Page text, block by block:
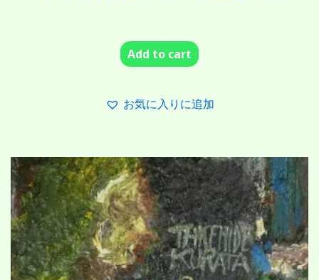
Add to cart
お気に入りに追加